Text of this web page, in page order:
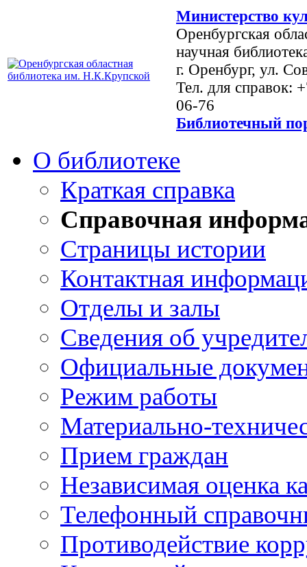
Министерство
Оренбургская
научная
г. Оренбург, ул.
Тел. для справок:
06-76
Библиотечный
О библиотеке
Краткая справка
Справочная
Страницы истории
Контактная
Отделы и залы
Сведения об
Официальные
Режим работы
Материально-
Прием граждан
Независимая оценка
Телефонный
Противодействие